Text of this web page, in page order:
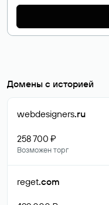
Домены с историей
webdesigners.ru
258 700 ₽
Возможен торг
reget.com